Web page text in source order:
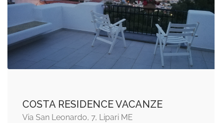
COSTA RESIDENCE VACANZE
Via San Leonardo, 7, Lipari ME